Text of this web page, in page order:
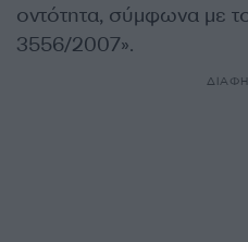
οντότητα, σύμφωνα με
3556/2007».